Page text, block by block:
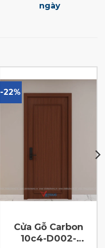
ngày
-22%
Cửa Gỗ Carbon
10c4-D002-